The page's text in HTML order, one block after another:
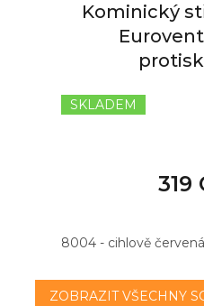
Kominický
SKLADEM
319
8004 - cihlově červená
ZOBRAZIT VŠECHNY